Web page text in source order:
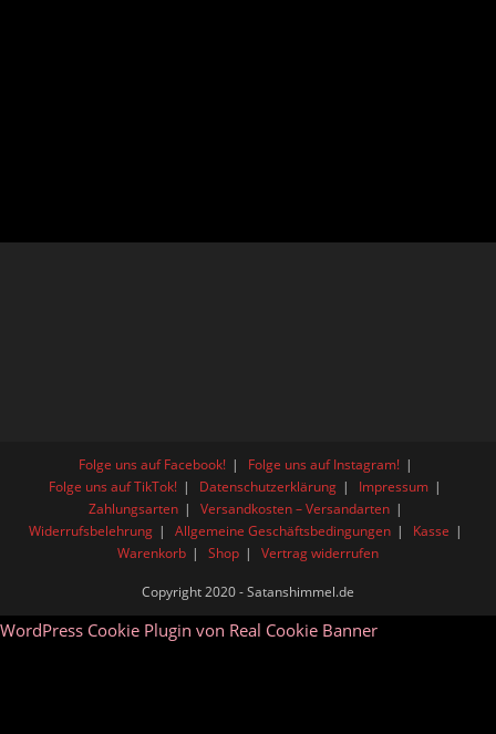
Folge uns auf Facebook!
Folge uns auf Instagram!
Folge uns auf TikTok!
Datenschutzerklärung
Impressum
Zahlungsarten
Versandkosten – Versandarten
Widerrufsbelehrung
Allgemeine Geschäftsbedingungen
Kasse
Warenkorb
Shop Vertrag widerrufen
Copyright 2020 - Satanshimmel.de
WordPress Cookie Plugin von Real Cookie Banner